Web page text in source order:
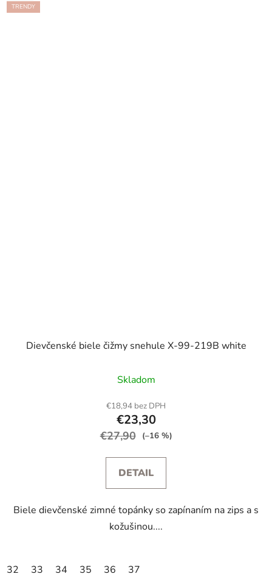
TRENDY
Dievčenské biele čižmy snehule X-99-219B white
Skladom
€18,94 bez DPH
€23,30
€27,90 (–16 %)
DETAIL
Biele dievčenské zimné topánky so zapínaním na zips a s
kožušinou....
32 33 34 35 36 37